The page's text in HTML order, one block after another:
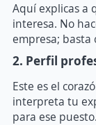
Aquí explicas a
interesa. No
empresa; basta
2. Perfil
Este es el
interpreta tu
para ese puesto.